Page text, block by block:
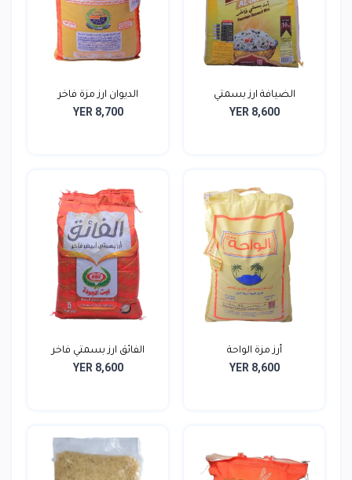
الضيافة ارز بسمتي
YER 8,600
الديوان ارز مزة فاخر
YER 8,700
أرز مزة الواحة
YER 8,600
الفائق ارز بسمتي فاخر
YER 8,600